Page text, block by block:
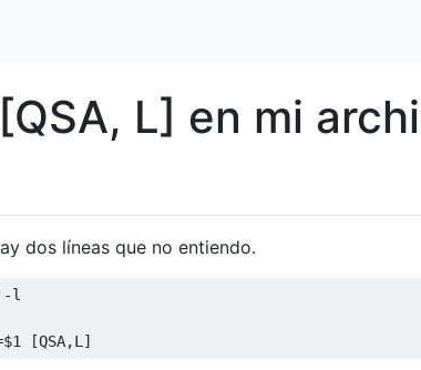
L] en mi
dos líneas que no entiendo.
!-l